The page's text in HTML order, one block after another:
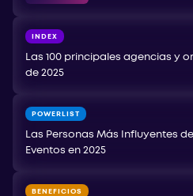
INDEX
Las 100 principales agencias y
de 2025
POWERLIST
Las Personas Más Influyentes
Eventos en 2025
BENEFICIOS